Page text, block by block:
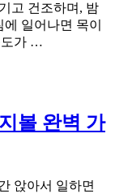
고 건조하며, 밤
일어나면 목이
도가 …
볼 완벽 가
앉아서 일하면